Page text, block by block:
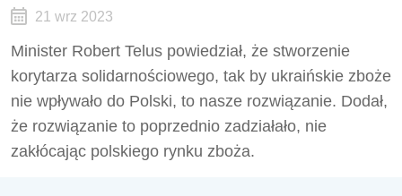
21 wrz 2023
Minister Robert Telus powiedział, że stworzenie
korytarza solidarnościowego, tak by ukraińskie zboże
nie wpływało do Polski, to nasze rozwiązanie. Dodał,
że rozwiązanie to poprzednio zadziałało, nie
zakłócając polskiego rynku zboża.